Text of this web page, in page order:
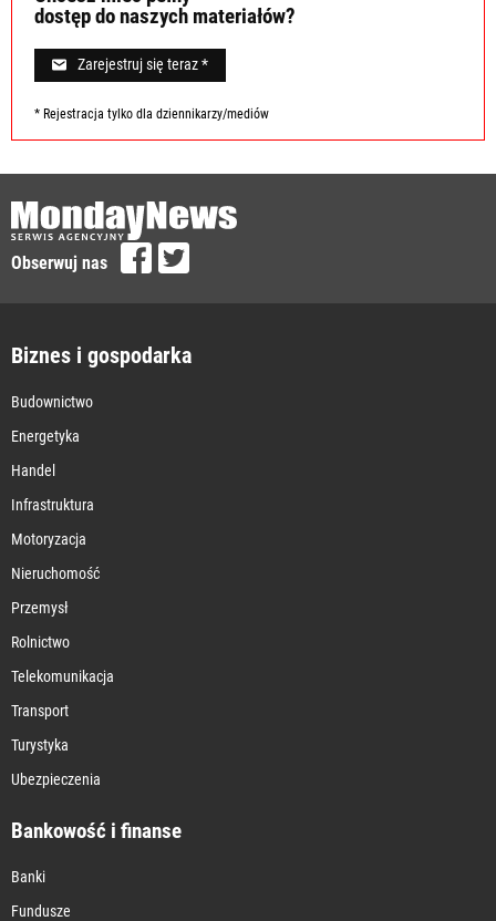
dostęp do naszych materiałów?
Zarejestruj się teraz *
* Rejestracja tylko dla dziennikarzy/mediów
Obserwuj nas
Biznes i gospodarka
Budownictwo
Energetyka
Handel
Infrastruktura
Motoryzacja
Nieruchomość
Przemysł
Rolnictwo
Telekomunikacja
Transport
Turystyka
Ubezpieczenia
Bankowość i finanse
Banki
Fundusze